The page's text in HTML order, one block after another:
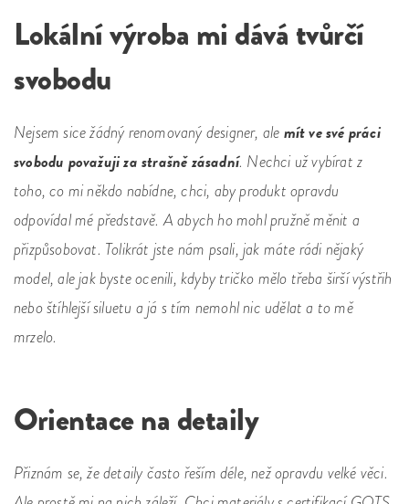
Lokální výroba mi dává tvůrčí
svobodu
Nejsem sice žádný renomovaný designer, ale mít ve své práci
svobodu považuji za strašně zásadní. Nechci už vybírat z
toho, co mi někdo nabídne, chci, aby produkt opravdu
odpovídal mé představě. A abych ho mohl pružně měnit a
přizpůsobovat. Tolikrát jste nám psali, jak máte rádi nějaký
model, ale jak byste ocenili, kdyby tričko mělo třeba širší výstřih
nebo štíhlejší siluetu a já s tím nemohl nic udělat a to mě
mrzelo.
Orientace na detaily
Přiznám se, že detaily často řeším déle, než opravdu velké věci.